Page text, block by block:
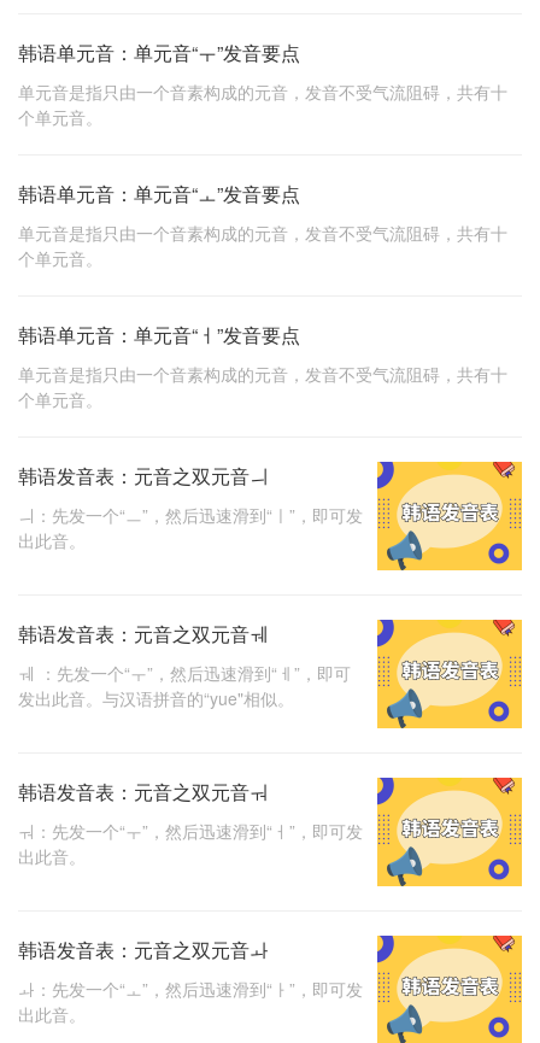
韩语单元音：单元音“ㅜ”发音要点
单元音是指只由一个音素构成的元音，发音不受气流阻碍，共有十
个单元音。
韩语单元音：单元音“ㅗ”发音要点
单元音是指只由一个音素构成的元音，发音不受气流阻碍，共有十
个单元音。
韩语单元音：单元音“ㅓ”发音要点
单元音是指只由一个音素构成的元音，发音不受气流阻碍，共有十
个单元音。
韩语发音表：元音之双元音ㅢ
ㅢ：先发一个“ㅡ”，然后迅速滑到“ㅣ”，即可发
出此音。
韩语发音表：元音之双元音ㅞ
ㅞ ：先发一个“ㅜ”，然后迅速滑到“ㅔ”，即可
发出此音。与汉语拼音的“yue"相似。
韩语发音表：元音之双元音ㅝ
ㅝ：先发一个“ㅜ”，然后迅速滑到“ㅓ”，即可发
出此音。
韩语发音表：元音之双元音ㅘ
ㅘ：先发一个“ㅗ”，然后迅速滑到“ㅏ”，即可发
出此音。